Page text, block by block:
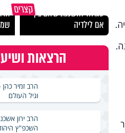
קצריםסגולה להשכנת שלום בין
אם לילדיה
הרצאות
הרב זמיר
וגיל העולם
הרב ירון
השכפ"ץ